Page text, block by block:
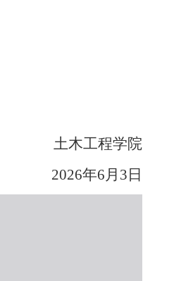
土木工程学院
2026年6月3日